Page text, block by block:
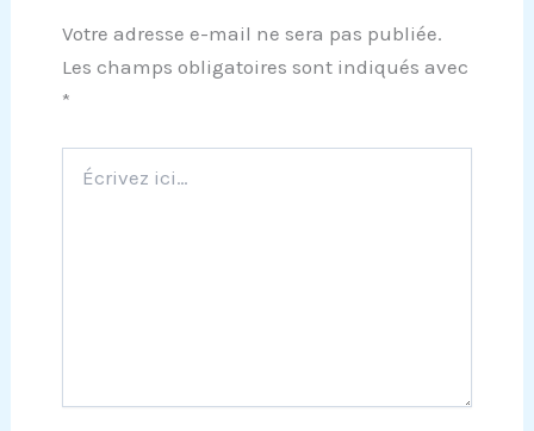
Votre adresse e-mail ne sera pas publiée.
Les champs obligatoires sont indiqués avec
*
ici…